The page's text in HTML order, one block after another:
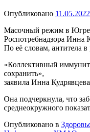
Опубликовано 11.05.2022
Масочный режим в Югре
Роспотребнадзора Инна
По её словам, антитела
«Коллективный
сохранить»,
заявила Инна
Она подчеркнула, что
среднеокружного
Опубликовано в